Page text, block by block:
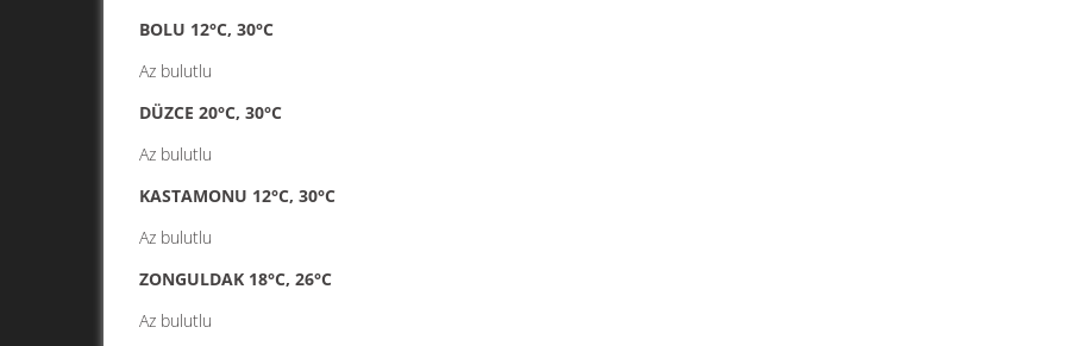
BOLU 12°C, 30°C
Az bulutlu
DÜZCE 20°C, 30°C
Az bulutlu
KASTAMONU 12°C, 30°C
Az bulutlu
ZONGULDAK 18°C, 26°C
Az bulutlu